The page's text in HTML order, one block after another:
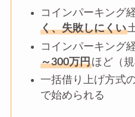
コインパーキング
く、失敗しにくい
コインパーキング
～300万円ほど（規
一括借り上げ方式
で始められる